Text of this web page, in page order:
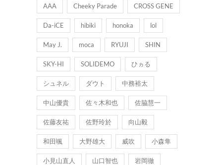
AAA Cheeky Parade CROSS GENE
Da-iCE hibiki honoka lol
May J. moca RYUJI SHIN
SKY-HI SOLIDEMO ひヵる
シュネル ダウト 中務裕太
中山優貴 佐々木和也 佐脇慧一
佐藤友祐 佐野玲於 向山毅
和田颯 大野雄大 威吹 小森隼
小見山直人 山口智也 岩岡徹